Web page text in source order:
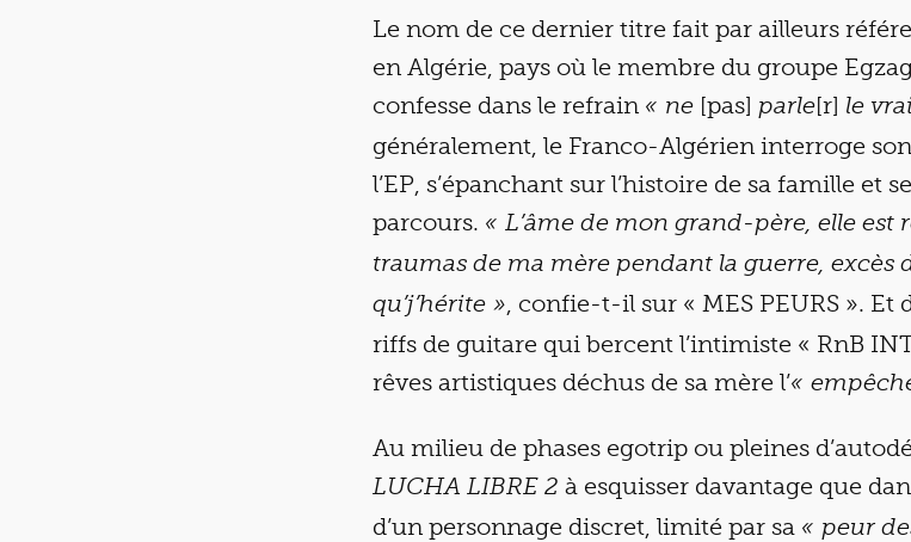
Le nom de ce dernier titre fait par ailleurs
en Algérie, pays où le membre du groupe
confesse dans le refrain « ne [pas] parle[r] le
généralement, le Franco-Algérien interroge
l’EP, s’épanchant sur l’histoire de sa famille et
parcours. « L’âme de mon grand-père, elle est
traumas de ma mère pendant la guerre, excès
qu’j’hérite », confie-t-il sur « MES PEURS ». Et
riffs de guitare qui bercent l’intimiste « RnB
rêves artistiques déchus de sa mère l’«
Au milieu de phases egotrip ou pleines
LUCHA LIBRE 2 à esquisser davantage que
d’un personnage discret, limité par sa « peur